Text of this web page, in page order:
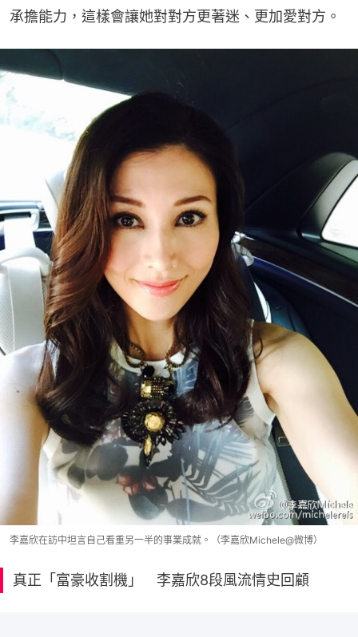
承擔能力，這樣會讓她對對方更著迷、更加愛對方。
李嘉欣在訪中坦言自己看重另一半的事業成就。（李嘉欣Michele@微博）
真正「富豪收割機」 李嘉欣8段風流情史回顧